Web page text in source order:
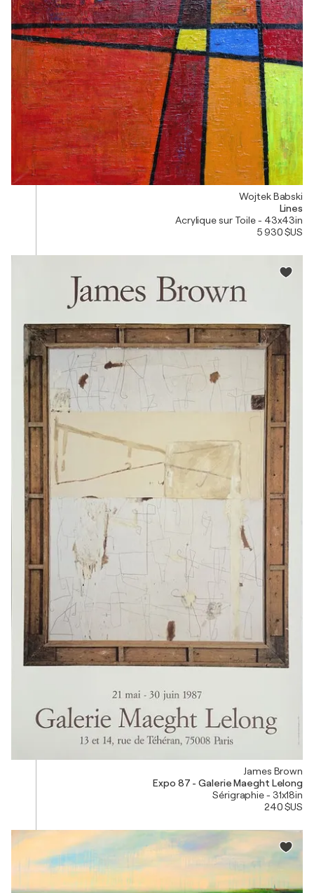
Wojtek Babski
Lines
Acrylique sur Toile - 43x43in
5 930 $US
James Brown
Expo 87 - Galerie Maeght Lelong
Sérigraphie - 31x18in
240 $US